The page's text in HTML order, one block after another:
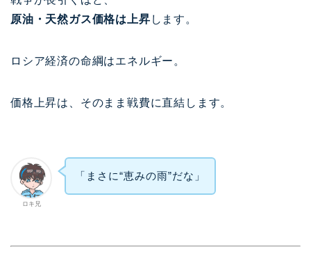
原油・天然ガス価格は上昇 します。
ロシア経済の命綱はエネルギー。
価格上昇は、そのまま戦費に直結します。
ロキ兄
「まさに“恵みの雨”だな」